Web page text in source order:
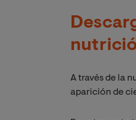
A través de la
aparición de